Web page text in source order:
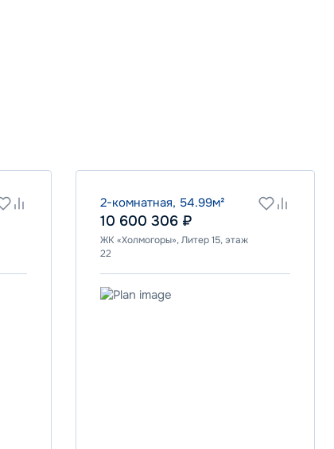
2-комнатная, 54.99м²
10 600 306 ₽
ЖК «Холмогоры», Литер 15, этаж
22